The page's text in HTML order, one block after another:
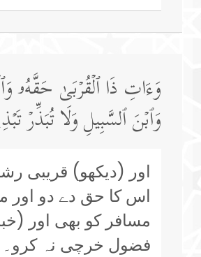
وَءَاتِ ذَا ٱلۡقُرۡبَىٰ حَقَّهُۥ
وَٱبۡنَ ٱلسَّبِیلِ وَلَا تُبَذِّرۡ
اور (دیکھو) قریبی
اس کا حق دے دو اور
مسافر کو بھی اور
فضول خرچی نہ کرو۔